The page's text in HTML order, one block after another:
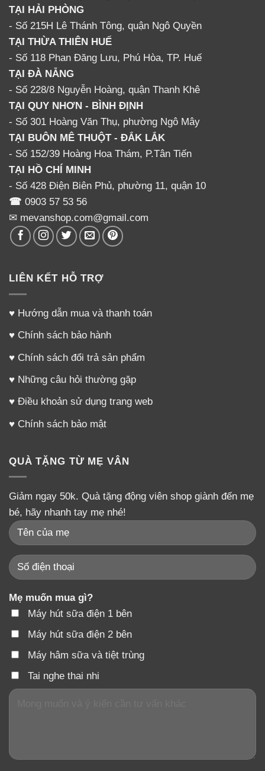
TẠI HẢI PHÒNG
- Số 215H Lê Thánh Tông, quận Ngô Quyền
TẠI THỪA THIÊN HUẾ
- Số 118 Phan Đăng Lưu, Phú Hòa, TP. Huế
TẠI ĐÀ NẴNG
- Số 228/8 Nguyễn Hoàng, quận Thanh Khê
TẠI QUY NHƠN - BÌNH ĐỊNH
- Số 301 Hoàng Văn Thụ, phường Ngô Mây
TẠI BUÔN MÊ THUỘT - ĐẮK LẮK
- Số 152/39 Hoàng Hoa Thám, P.Tân Tiến
TẠI HỒ CHÍ MINH
- Số 428 Điện Biên Phủ, phường 11, quận 10
☎ 0903 57 53 56
✉ mevanshop.com@gmail.com
LIÊN KẾT HỖ TRỢ
♥ Hướng dẫn mua và thanh toán
♥ Chính sách bảo hành
♥ Chính sách đổi trả sản phẩm
♥ Những câu hỏi thường gặp
♥ Điều khoản sử dụng trang web
♥ Chính sách bảo mật
QUÀ TẶNG TỪ MẸ VÂN
Giảm ngay 50k. Quà tặng động viên shop giành đến mẹ
bé, hãy nhanh tay mẹ nhé!
Mẹ muốn mua gì?
Máy hút sữa điện 1 bên
Máy hút sữa điện 2 bên
Máy hâm sữa và tiệt trùng
Tai nghe thai nhi